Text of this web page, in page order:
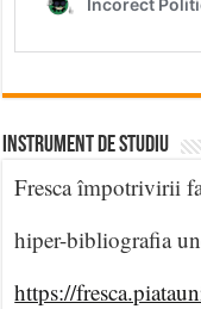
INSTRUMENT DE STUDIU
Fresca împotrivirii
hiper-bibliografia
https://